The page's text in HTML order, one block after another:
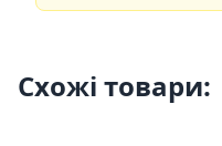
Схожі товари: